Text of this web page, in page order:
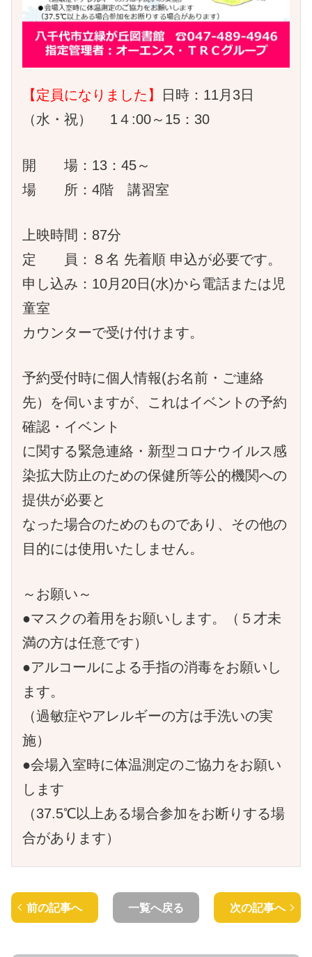
【定員になりました】
日時：11月3日
（水・祝） 1４:00～15：30
開 場：13：45～
場 所：4階 講習室
上映時間：87分
定 員：８名 先着順 申込が必要です。
申し込み：10月20日(水)から電話または児
童室
カウンターで受け付けます。
予約受付時に個人情報(お名前・ご連絡
先）を伺いますが、これはイベントの予約
確認・イベント
に関する緊急連絡・新型コロナウイルス感
染拡大防止のための保健所等公的機関への
提供が必要と
なった場合のためのものであり、その他の
目的には使用いたしません。
～お願い～
●マスクの着用をお願いします。（５才未
満の方は任意です）
●アルコールによる手指の消毒をお願いし
ます。
（過敏症やアレルギーの方は手洗いの実
施）
●会場入室時に体温測定のご協力をお願い
します
（37.5℃以上ある場合参加をお断りする場
合があります）
前の記事へ 一覧へ戻る 次の記事へ